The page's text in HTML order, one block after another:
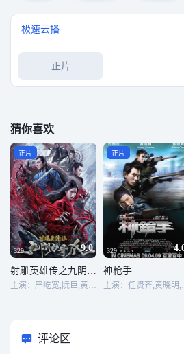
的野心。007即将进入海底城阻止这个狂人的疯
极速云播
正片
猜你喜欢
329 9.0
正片
射雕英雄传之九阴白骨爪
主演：严屹宽,阮巨,黄曦彦,何昶希,更登彭措
329
正片
神枪手
主演：任贤齐,黄
评论区